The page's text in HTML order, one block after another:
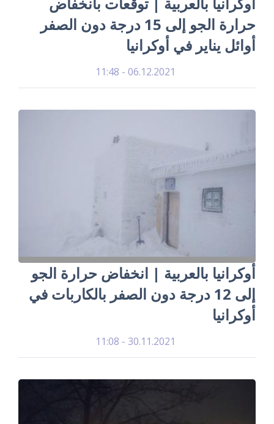
حرارة الجو إلى 15 درجة دون الصفر
أوائل يناير في أوكرانيا
06.12.2021 - 11:48
أوكرانيا بالعربية | انخفاض حرارة الجو
إلى 12 درجة دون الصفر بالكاربات في
أوكرانيا
30.11.2021 - 11:08